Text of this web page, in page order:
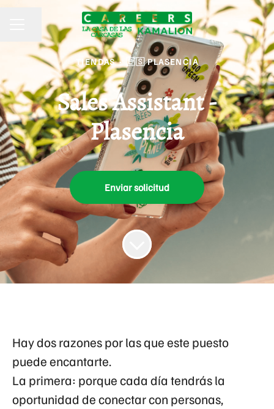
MENÚ DE EMPLEO
Compartir página
TIENDAS · 🇪🇸 PLASENCIA
Sales Assistant -
Plasencia
Enviar solicitud
Hay dos razones por las que este puesto
puede encantarte.
La primera: porque cada día tendrás la
oportunidad de conectar con personas,